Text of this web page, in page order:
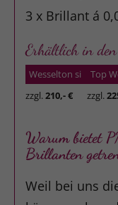
3 x Brillant á
Erhältlich in
Wesselton si Top
zzgl.210,- € zzgl.
Warum bietet
Brillanten
Weil bei uns